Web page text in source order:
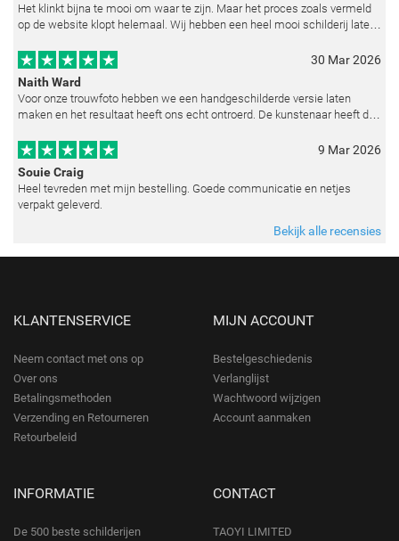
Het klinkt bijna te mooi om waar te zijn. Maar het proces zoals vermeld
op de website klopt helemaal. Wij hebben een heel mooi schilderij laten
30 Mar 2026
Naith Ward
Voor onze trouwfoto hebben we een handgeschilderde versie laten
maken en het resultaat heeft ons echt ontroerd. De kunstenaar heeft de
9 Mar 2026
Souie Craig
Heel tevreden met mijn bestelling. Goede communicatie en netjes
verpakt geleverd.
Bekijk alle recensies
KLANTENSERVICE
Neem contact met ons op
Over ons
Betalingsmethoden
Verzending en Retourneren
Retourbeleid
MIJN ACCOUNT
Bestelgeschiedenis
Verlanglijst
Wachtwoord wijzigen
Account aanmaken
INFORMATIE
De 500 beste schilderijen
CONTACT
TAOYI LIMITED